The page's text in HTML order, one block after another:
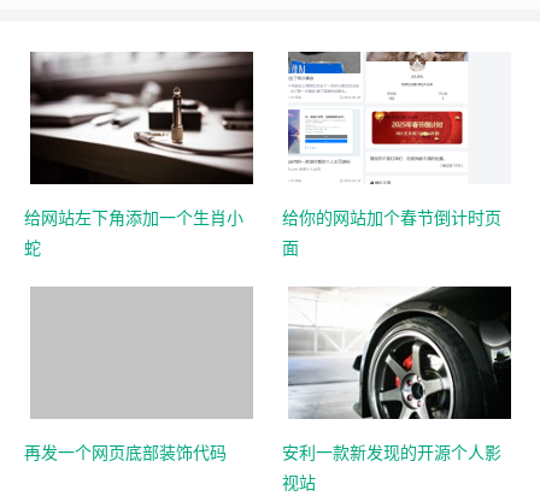
给网站左下角添加一个生肖小
蛇
给你的网站加个春节倒计时页
面
再发一个网页底部装饰代码
安利一款新发现的开源个人影
视站